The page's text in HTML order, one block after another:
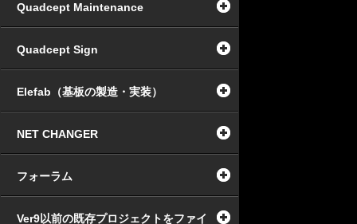
Quadcept Maintenance
Quadcept Sign
Elefab（基板の製造・実装）
NET CHANGER
フォーラム
Ver9以前の既存プロジェクトをファイ